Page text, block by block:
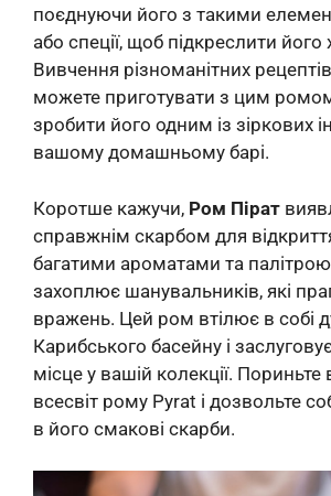
поєднуючи його з такими
або спеції, щоб підкреслити його
Вивчення різноманітних
можете приготувати з цим
зробити його одним із зіркових
вашому домашньому барі.
Коротше кажучи, Ром Пірат
справжнім скарбом для
багатими ароматами та палітрою
захоплює шанувальників, які
вражень. Цей ром втілює в собі
Карибського басейну і
місце у вашій колекції. Пориньте
всесвіт рому Pyrat і дозвольте
в його смакові скарби.